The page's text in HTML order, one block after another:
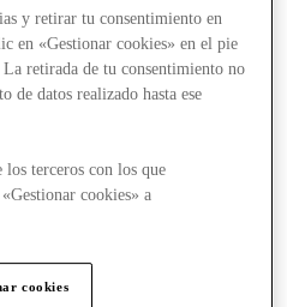
y retirar tu consentimiento en
en «Gestionar cookies» en el pie
retirada de tu consentimiento no
de datos realizado hasta ese
terceros con los que
cookies» a
cookies